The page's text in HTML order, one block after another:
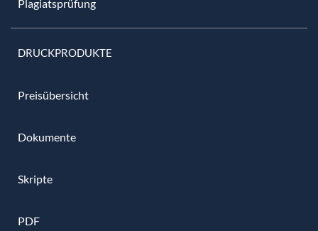
Plagiatsprüfung
DRUCKPRODUKTE
Preisübersicht
Dokumente
Skripte
PDF